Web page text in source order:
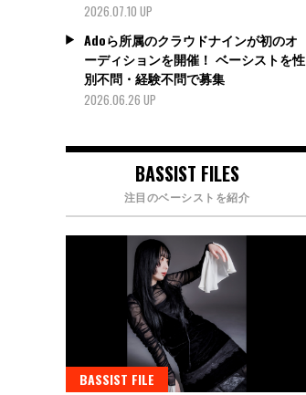
2026.07.10 UP
Adoら所属のクラウドナインが初のオ
ーディションを開催！ ベーシストを性
別不問・経験不問で募集
2026.06.26 UP
BASSIST FILES
注目のベーシストを紹介
BASSIST FILE